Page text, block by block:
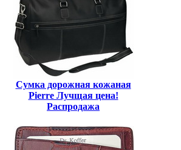
Сумка дорожная кожаная
Pierre Лучщая цена!
Распродажа